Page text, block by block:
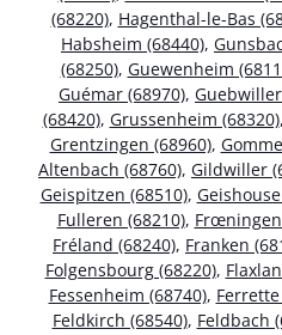
(68220), Hagenthal-le-Bas
Habsheim (68440),
(68250), Guewenheim
Guémar (68970),
(68420), Grussenheim (68320),
Grentzingen (68960),
Altenbach (68760), Gildwiller
Geispitzen (68510),
Fulleren (68210), Frœningen
Fréland (68240), Franken
Folgensbourg (68220),
Fessenheim (68740),
Feldkirch (68540), Feldbach